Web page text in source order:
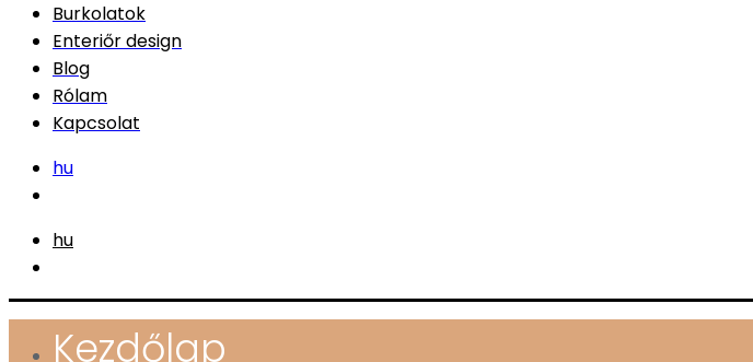
Burkolatok
Enteriőr design
Blog
Rólam
Kapcsolat
hu
hu
Kezdőlap